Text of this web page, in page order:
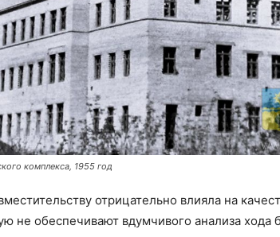
комплекса, 1955 год
отрицательно влияла на
не обеспечивают вдумчивого анализа